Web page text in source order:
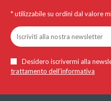
* utilizzabile su ordini dal valore
Desidero iscrivermi alla
trattamento dell'informativa